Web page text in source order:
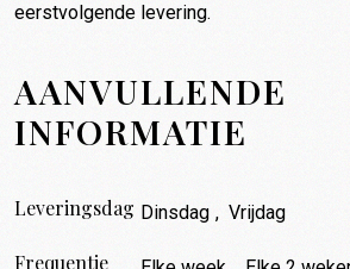
eerstvolgende levering.
AANVULLENDE
INFORMATIE
Leveringsdag Dinsdag , Vrijdag
Frequentie